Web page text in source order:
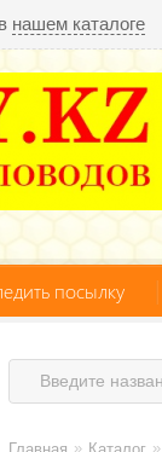
нашем каталоге
посылку
» »